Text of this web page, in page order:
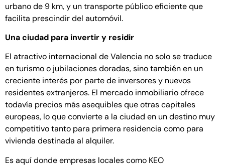
urbano de 9 km, y un transporte público eficiente que
facilita prescindir del automóvil.
Una ciudad para invertir y residir
El atractivo internacional de Valencia no solo se traduce
en turismo o jubilaciones doradas, sino también en un
creciente interés por parte de inversores y nuevos
residentes extranjeros. El mercado inmobiliario ofrece
todavía precios más asequibles que otras capitales
europeas, lo que convierte a la ciudad en un destino muy
competitivo tanto para primera residencia como para
vivienda destinada al alquiler.
Es aquí donde empresas locales como KEO